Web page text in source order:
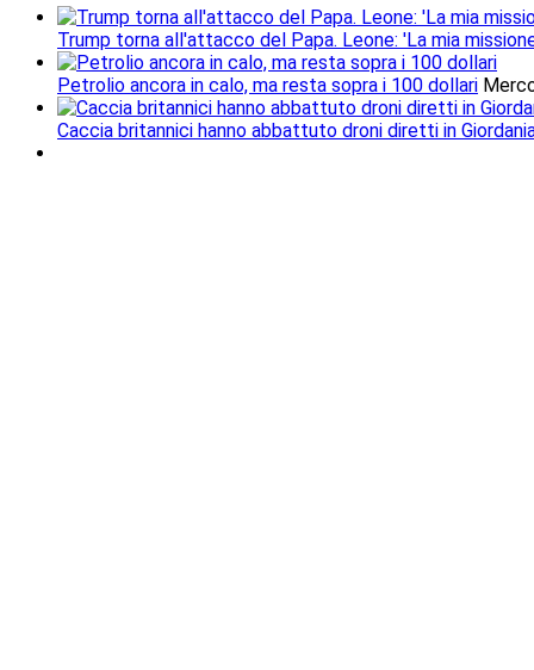
Trump torna all'attacco del Papa. Leone: 'La mia
Petrolio ancora in calo, ma resta sopra i 100 dollari
Caccia britannici hanno abbattuto droni diretti in